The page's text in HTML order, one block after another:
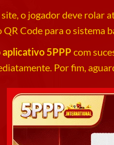
o jogador deve rolar
Code para o sistema
aplicativo 5PPP com
Por fim,